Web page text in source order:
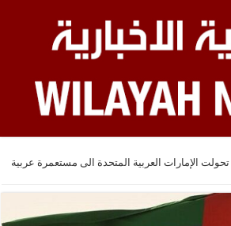
تحولت الإمارات العربية المتحدة الى مستعمرة عربية